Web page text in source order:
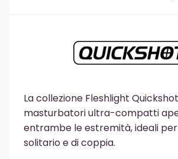
La collezione Fleshlight
masturbatori ultra-compatti
entrambe le estremità, ideali
solitario e di coppia.